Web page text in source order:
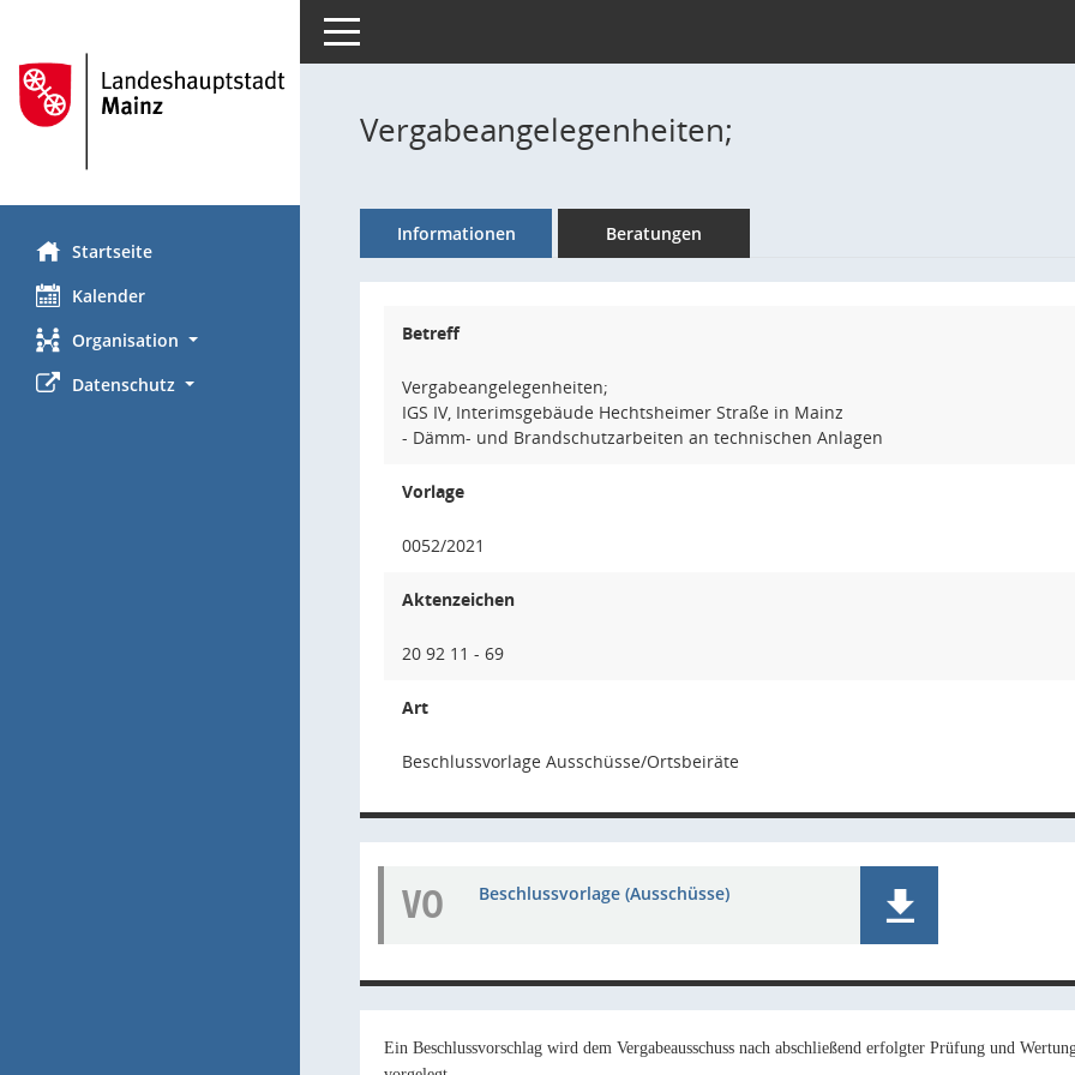
Startseite
Kalender
Organisation
Datenschutz
Toggle navigation
Vergabeangelegenheiten;
Informationen Beratungen
Betreff
Vergabeangelegenheiten;
IGS IV, Interimsgebäude Hechtsheimer Straße in Mainz
- Dämm- und Brandschutzarbeiten an technischen Anlagen
Vorlage
0052/2021
Aktenzeichen
20 92 11 - 69
Art
Beschlussvorlage Ausschüsse/Ortsbeiräte
VO Beschlussvorlage (Ausschüsse)
Ein Beschlussvorschlag wird dem Vergabeausschuss nach abschließend erfolgter Prüfung und